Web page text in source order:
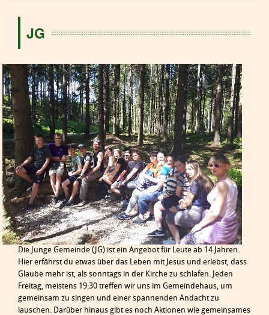
JG
Die Junge Gemeinde (JG) ist ein Angebot für Leute ab 14 Jahren.
Hier erfährst du etwas über das Leben mit Jesus und erlebst, dass
Glaube mehr ist, als sonntags in der Kirche zu schlafen. Jeden
Freitag, meistens 19:30 treffen wir uns im Gemeindehaus, um
gemeinsam zu singen und einer spannenden Andacht zu
lauschen. Darüber hinaus gibt es noch Aktionen wie gemeinsames